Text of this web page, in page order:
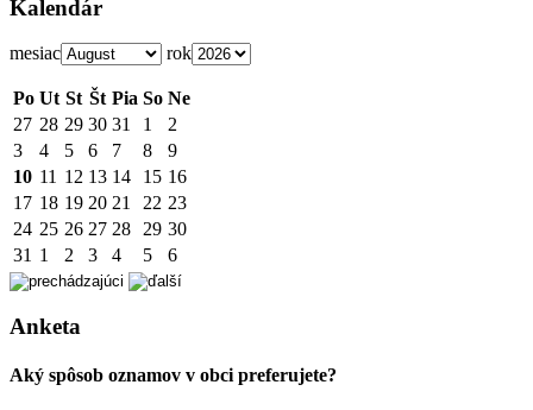
Kalendár
mesiac rok
Po Ut St Št Pia So Ne
27 28 29 30 31 1
2
3
4 5 6 7 8
9
10 11 12 13 14 15 16
17 18 19 20 21 22 23
24 25 26 27 28 29 30
31 1 2 3 4 5 6
Anketa
Aký spôsob oznamov v obci preferujete?